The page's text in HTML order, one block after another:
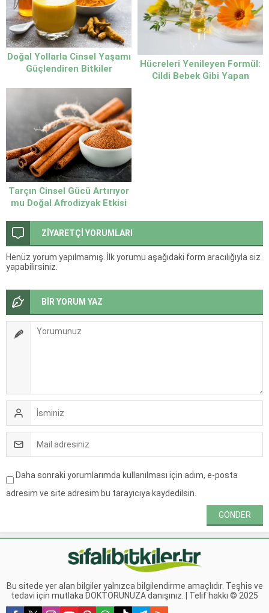
Doğal Yollarla Cinsel Yaşamı
Güçlendiren Bitkiler
Hücreleri Yenileyen Formül:
Cildi Bebek Gibi Yapan
Tarçın Cinsel Gücü Artırıyor
mu Doğal Afrodizyak Etkisi
ZİYARETÇİ YORUMLARI
Henüz yorum yapılmamış. İlk yorumu aşağıdaki form aracılığıyla siz
yapabilirsiniz.
BİR YORUM YAZ
Daha sonraki yorumlarımda kullanılması için adım, e-posta
adresim ve site adresim bu tarayıcıya kaydedilsin.
Bu sitede yer alan bilgiler yalnızca bilgilendirme amaçlıdır. Teşhis ve
tedavi için mutlaka DOKTORUNUZA danışınız. | Telif hakkı © 2025